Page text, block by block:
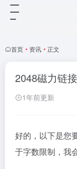
首页 • 资讯 • 正文
2048磁力链
1年前更新
好的，以下是您
于字数限制，我